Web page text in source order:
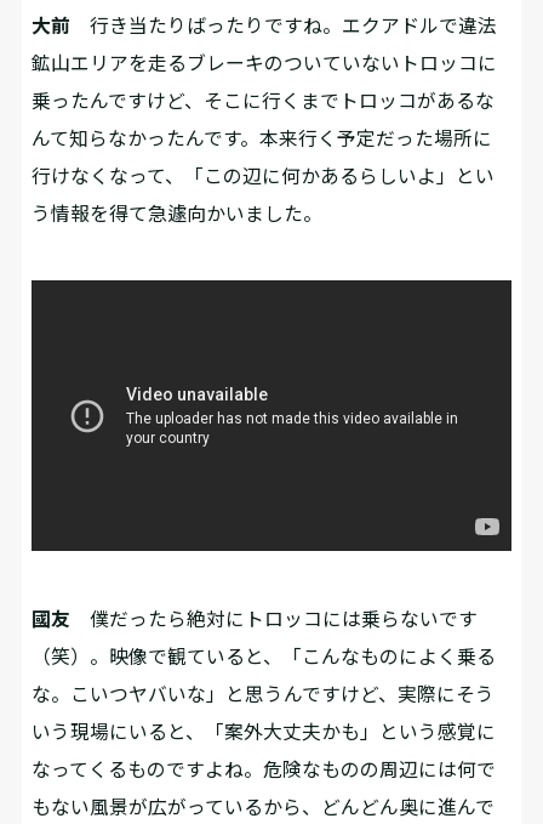
大前 行き当たりばったりですね。エクアドルで違法
鉱山エリアを走るブレーキのついていないトロッコに
乗ったんですけど、そこに行くまでトロッコがあるな
んて知らなかったんです。本来行く予定だった場所に
行けなくなって、「この辺に何かあるらしいよ」とい
う情報を得て急遽向かいました。
國友 僕だったら絶対にトロッコには乗らないです
（笑）。映像で観ていると、「こんなものによく乗る
な。こいつヤバいな」と思うんですけど、実際にそう
いう現場にいると、「案外大丈夫かも」という感覚に
なってくるものですよね。危険なものの周辺には何で
もない風景が広がっているから、どんどん奥に進んで